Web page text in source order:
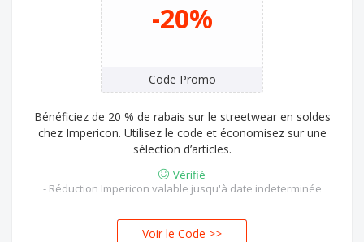
-20%
Code Promo
Bénéficiez de 20 % de rabais sur le streetwear en soldes
chez Impericon. Utilisez le code et économisez sur une
sélection d’articles.
Vérifié
- Réduction Impericon valable jusqu'à date indeterminée
T20
Voir le Code >>